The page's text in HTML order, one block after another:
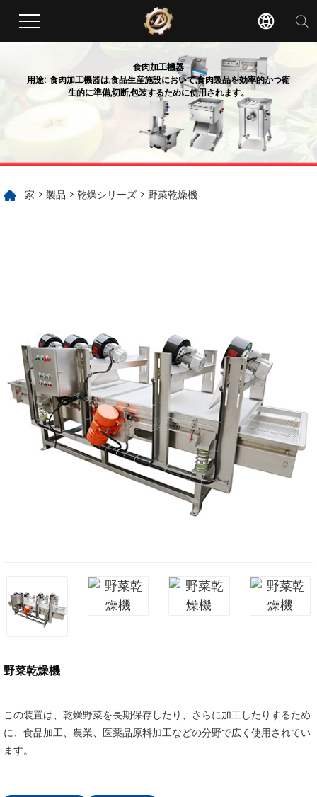
食肉加工機器
用途: 食肉加工機器は,食品生産施設において,食肉製品を効率的かつ衛
生的に準備,切断,包装するために使用されます。
家 > 製品 > 乾燥シリーズ > 野菜乾燥機
野菜乾燥機
この装置は、乾燥野菜を長期保存したり、さらに加工したりするため
に、食品加工、農業、医薬品原料加工などの分野で広く使用されてい
ます。